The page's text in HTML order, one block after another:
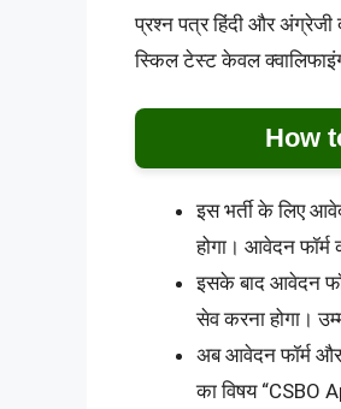
प्रश्न पत्र हिंदी और अंग्रेजी
स्किल टेस्ट केवल
How
इस भर्ती के लिए
होगा। आवेदन
इसके बाद आवेदन
सेव करना होगा।
अब आवेदन फॉर्म
का विषय “CSBO